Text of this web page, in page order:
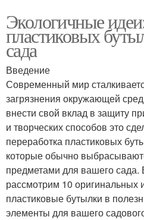
Экологичные
пластиковых
сада
Введение
Современный мир
загрязнения окружающей
внести свой вклад в защиту
и творческих способов это
переработка пластиковых
которые обычно
предметами для вашего сада.
рассмотрим 10 оригинальных
пластиковые бутылки в
элементы для вашего